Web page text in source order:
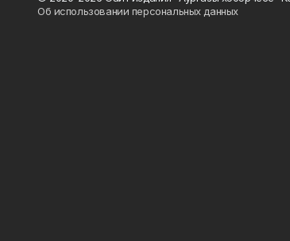
Об использовании персональных данных